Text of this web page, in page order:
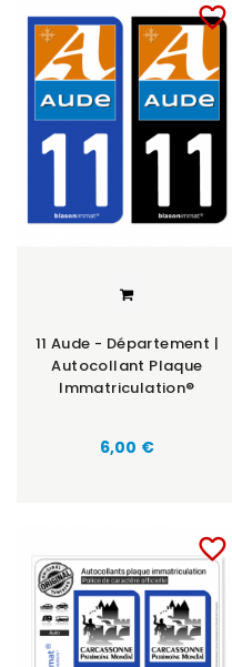
favorite_border
11 Aude - Département |
Autocollant Plaque
Immatriculation®
6,00 €
favorite_border